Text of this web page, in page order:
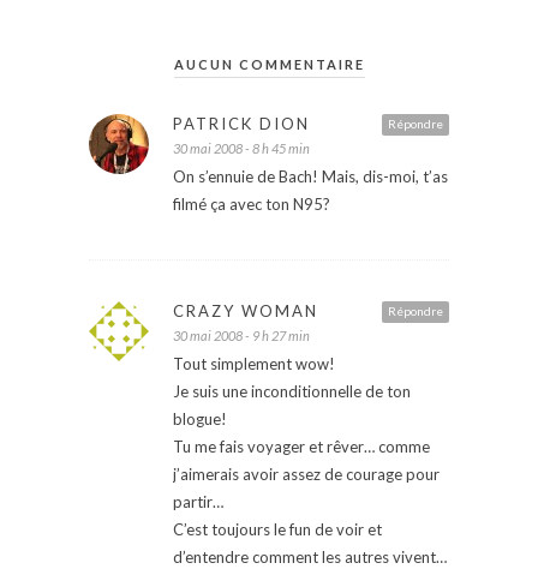
AUCUN COMMENTAIRE
Répondre
PATRICK DION
30 mai 2008 - 8 h 45 min
On s’ennuie de Bach! Mais, dis-moi, t’as
filmé ça avec ton N95?
Répondre
CRAZY WOMAN
30 mai 2008 - 9 h 27 min
Tout simplement wow!
Je suis une inconditionnelle de ton
blogue!
Tu me fais voyager et rêver… comme
j’aimerais avoir assez de courage pour
partir…
C’est toujours le fun de voir et
d’entendre comment les autres vivent…